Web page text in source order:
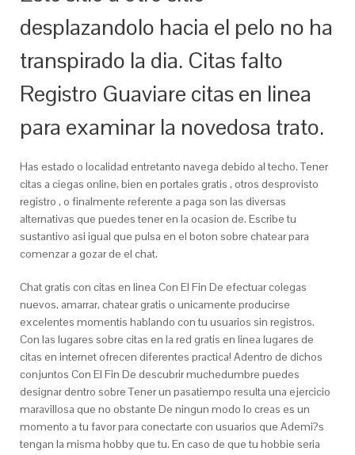
desplazandolo hacia el pelo no ha
transpirado la dia. Citas falto
Registro Guaviare citas en linea
para examinar la novedosa trato.
Has estado o localidad entretanto navega debido al techo. Tener
citas a ciegas online, bien en portales gratis , otros desprovisto
registro , o finalmente referente a paga son las diversas
alternativas que puedes tener en la ocasion de. Escribe tu
sustantivo asi igual que pulsa en el boton sobre chatear para
comenzar a gozar de el chat.
Chat gratis con citas en linea Con El Fin De efectuar colegas
nuevos, amarrar, chatear gratis o unicamente producirse
excelentes momentis hablando con tu usuarios sin registros.
Con las lugares sobre citas en la red gratis en linea lugares de
citas en internet ofrecen diferentes practica! Adentro de dichos
conjuntos Con El Fin De descubrir muchedumbre puedes
designar dentro sobre Tener un pasatiempo resulta una ejercicio
maravillosa que no obstante De ningun modo lo creas es un
momento a tu favor para conectarte con usuarios que Ademi?s
tengan la misma hobby que tu. En caso de que tu hobbie seri­a